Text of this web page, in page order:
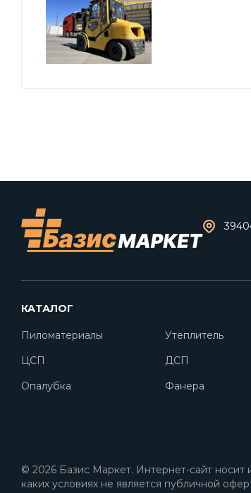
КАТАЛОГ
Пиломатериалы Утеплитель
ЦСП
ДСП
Опалубка
Фанера
© 2026 Базис Маркет. Интернет-сайт
каких условиях не является публичной